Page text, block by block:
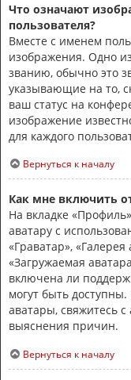
Что означают
пользователя?
Вместе с именем
изображения. Одно
званию, обычно это
указывающие на то,
ваш статус на
изображение
для каждого
Вернуться к началу
Как мне включить
На вкладке
аватару с
«Граватар»,
«Загружаемая
включена ли
могут быть
аватары, свяжитесь
выяснения причин.
Вернуться к началу